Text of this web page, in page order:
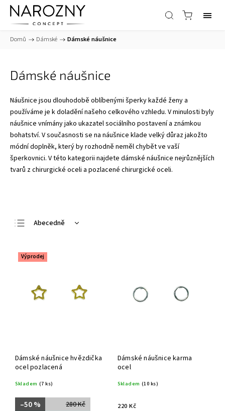
Domů / Dámské / Dámské náušnice
Dámské náušnice
Náušnice jsou dlouhodobě oblíbenými šperky každé ženy a
používáme je k doladění našeho celkového vzhledu. V minulosti byly
náušnice vnímány jako ukazatel sociálního postavení a známkou
bohatství. V současnosti se na náušnice klade velký důraz jakožto
módní doplněk, který by rozhodně neměl chybět ve vaší
šperkovnici. V této kategorii najdete dámské náušnice nejrůznějších
tvarů z chirurgické oceli a pozlacené chirurgické oceli.
Abecedně
Nejdražší
Výprodej
Dámské náušnice hvězdička
ocel pozlacená
Skladem (7 ks)
280 Kč
–50 %
Dámské náušnice karma
ocel
Skladem (10 ks)
220 Kč